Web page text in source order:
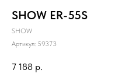
SHOW ER-55S
SHOW
Артикул: 59373
7 188 р.